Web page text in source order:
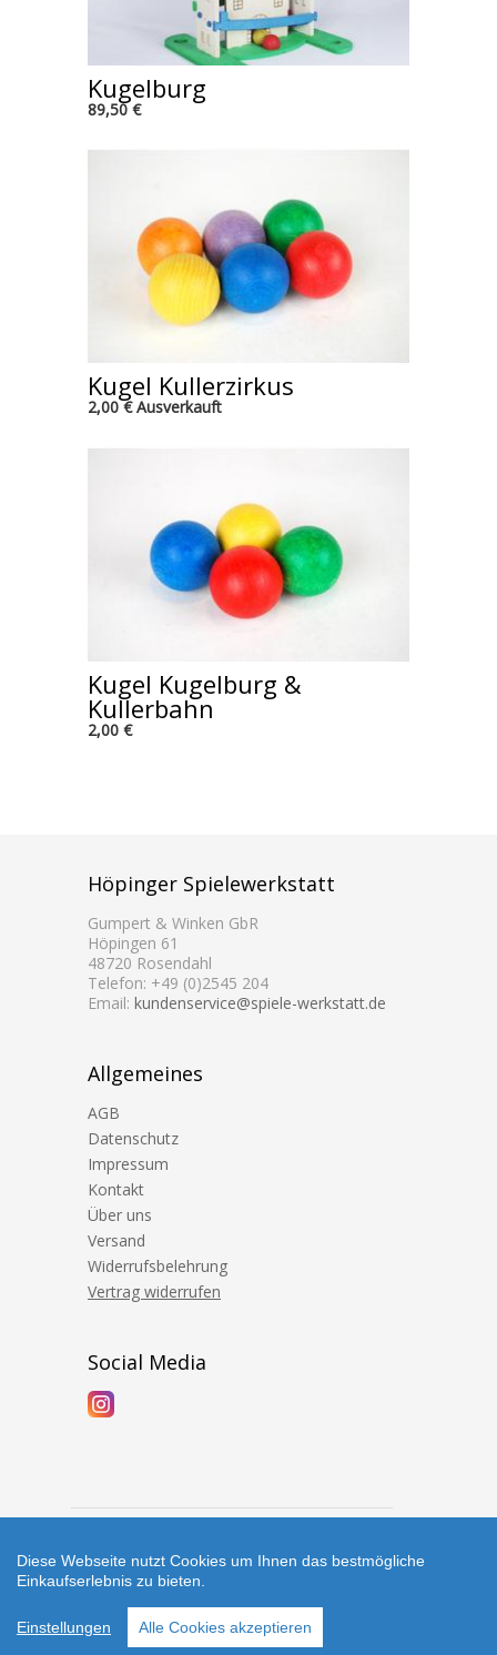
Kugelburg
89,50 €
Kugel Kullerzirkus
2,00 € Ausverkauft
Kugel Kugelburg &
Kullerbahn
2,00 €
Höpinger Spielewerkstatt
Gumpert & Winken GbR
Höpingen 61
48720 Rosendahl
Telefon: +49 (0)2545 204
Email: kundenservice@spiele-werkstatt.de
Allgemeines
AGB
Datenschutz
Impressum
Kontakt
Über uns
Versand
Widerrufsbelehrung
Vertrag widerrufen
Social Media
Copyright © 2026 Höpinger Spielewerkstatt
Diese Webseite nutzt Cookies um Ihnen das bestmögliche
Einkaufserlebnis zu bieten.
Einstellungen Alle Cookies akzeptieren